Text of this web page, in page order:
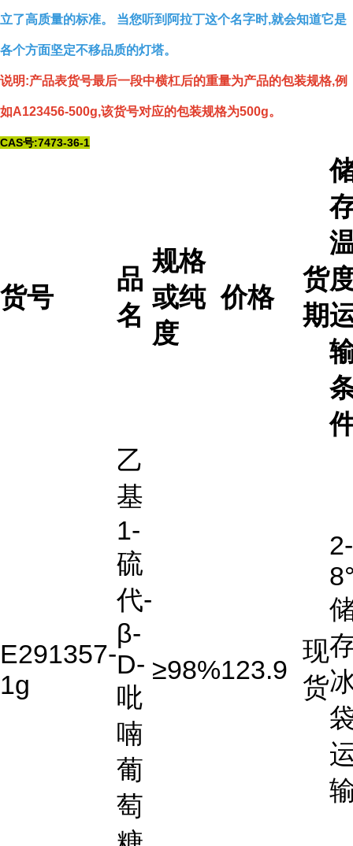
立了高质量的标准。 当您听到阿拉丁这个名字时,就会知道它是
各个方面坚定不移品质的灯塔。
说明:产品表货号最后一段中横杠后的重量为产品的包装规格,例
如A123456-500g,该货号对应的包装规格为500g。
CAS号:7473-36-1
货号
品
名
规格
或纯
度
价格
货
期
E291357-
1g
乙
基
1-
硫
代-
β-
D-
吡
喃
葡
萄
≥98%123.9
现
货
2-